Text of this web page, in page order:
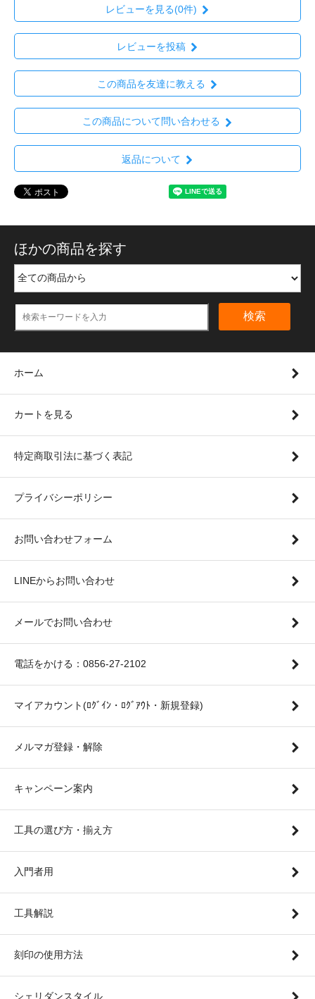
レビューを見る(0件)
レビューを投稿
この商品を友達に教える
この商品について問い合わせる
返品について
ほかの商品を探す
検索
ホーム
カートを見る
特定商取引法に基づく表記
プライバシーポリシー
お問い合わせフォーム
LINEからお問い合わせ
メールでお問い合わせ
電話をかける：0856-27-2102
マイアカウント(ﾛｸﾞｲﾝ・ﾛｸﾞｱｳﾄ・新規登録)
メルマガ登録・解除
キャンペーン案内
工具の選び方・揃え方
入門者用
工具解説
刻印の使用方法
シェリダンスタイル